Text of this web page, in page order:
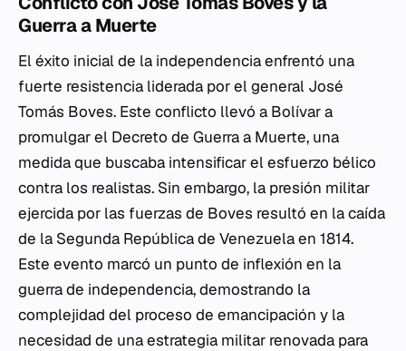
Guerra a Muerte
El éxito inicial de la independencia enfrentó una
fuerte resistencia liderada por el general José
Tomás Boves. Este conflicto llevó a Bolívar a
promulgar el Decreto de Guerra a Muerte, una
medida que buscaba intensificar el esfuerzo bélico
contra los realistas. Sin embargo, la presión militar
ejercida por las fuerzas de Boves resultó en la caída
de la Segunda República de Venezuela en 1814.
Este evento marcó un punto de inflexión en la
guerra de independencia, demostrando la
complejidad del proceso de emancipación y la
necesidad de una estrategia militar renovada para